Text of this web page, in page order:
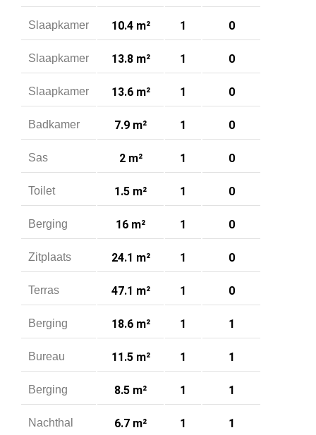
Slaapkamer 10.4 m² 1 0
Slaapkamer 13.8 m² 1 0
Slaapkamer 13.6 m² 1 0
Badkamer 7.9 m² 1 0
Sas 2 m² 1 0
Toilet 1.5 m² 1 0
Berging 16 m² 1 0
Zitplaats 24.1 m² 1 0
Terras 47.1 m² 1 0
Berging 18.6 m² 1 1
Bureau 11.5 m² 1 1
Berging 8.5 m² 1 1
Nachthal 6.7 m² 1 1